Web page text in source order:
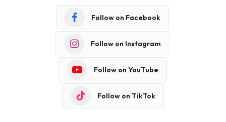
Follow on Facebook
Follow on Instagram
Follow on YouTube
Follow on TikTok